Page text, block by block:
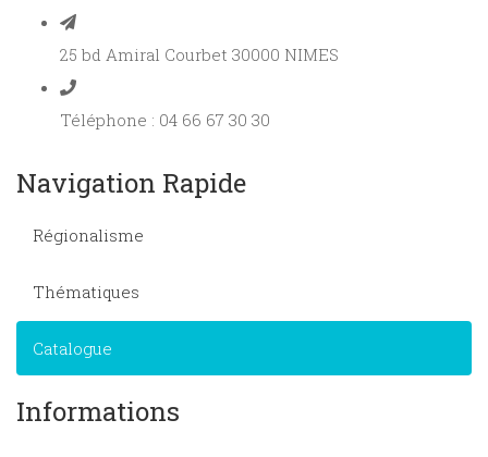
25 bd Amiral Courbet 30000 NIMES
Téléphone : 04 66 67 30 30
Navigation Rapide
Régionalisme
Thématiques
Catalogue
Informations